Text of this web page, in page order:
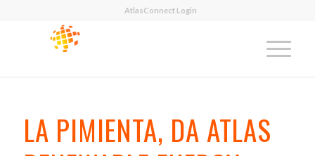
AtlasConnect Login
LA PIMIENTA, DA ATLAS